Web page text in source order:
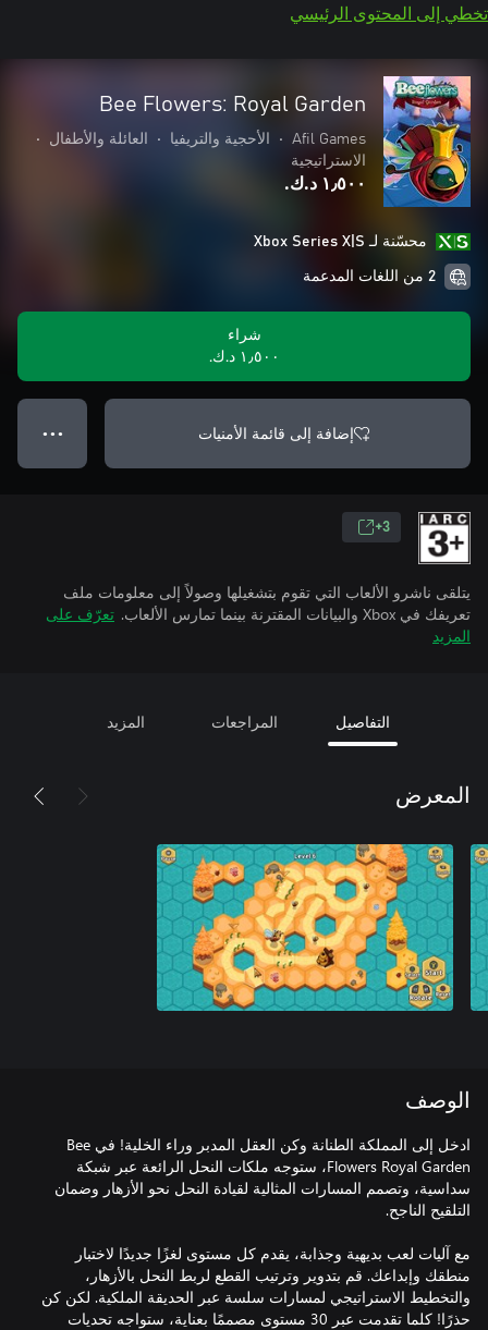
تخطي إلى المحتوى الرئيسي
Bee Flowers: Royal Garden
Afil Games
• الأحجية والتريفيا • العائلة والأطفال
•
الاستراتيجية
١٫٥٠٠ د.ك.‏
محسّنة لـ Xbox Series X|S
2 من اللغات المدعمة
شراء
١٫٥٠٠ د.ك.‏
إضافة إلى قائمة الأمنيات ● ● ●
3+
يتلقى ناشرو الألعاب التي تقوم بتشغيلها وصولاً إلى معلومات ملف
تعريفك في Xbox والبيانات المقترنة بينما تمارس الألعاب.
تعرّف على
المزيد
التفاصيل المراجعات المزيد
المعرض
الوصف
ادخل إلى المملكة الطنانة وكن العقل المدبر وراء الخلية! في Bee
Flowers Royal Garden، ستوجه ملكات النحل الرائعة عبر شبكة
سداسية، وتصمم المسارات المثالية لقيادة النحل نحو الأزهار وضمان
مع آليات لعب بديهية وجذابة، يقدم كل مستوى لغزًا جديدًا لاختبار
منطقك وإبداعك. قم بتدوير وترتيب القطع لربط النحل بالأزهار،
والتخطيط الاستراتيجي لمسارات سلسة عبر الحديقة الملكية. لكن كن
حذرًا! كلما تقدمت عبر 30 مستوى مصممًا بعناية، ستواجه تحديات